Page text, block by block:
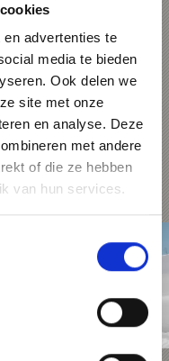
advertenties te
media te bieden
Ook delen we
site met onze
en analyse. Deze
met andere
of die ze hebben
van hun services.
een
uniforme
status,
worden ook
De
worden
een app, via
geautoriseerde